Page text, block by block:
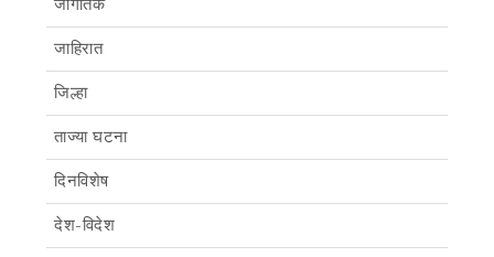
जागतिक
जाहिरात
जिल्हा
ताज्या घटना
दिनविशेष
देश-विदेश